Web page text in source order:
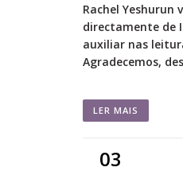
Rachel Yeshurun
directamente de
auxiliar nas
Agradecemos,
LER MAIS
03